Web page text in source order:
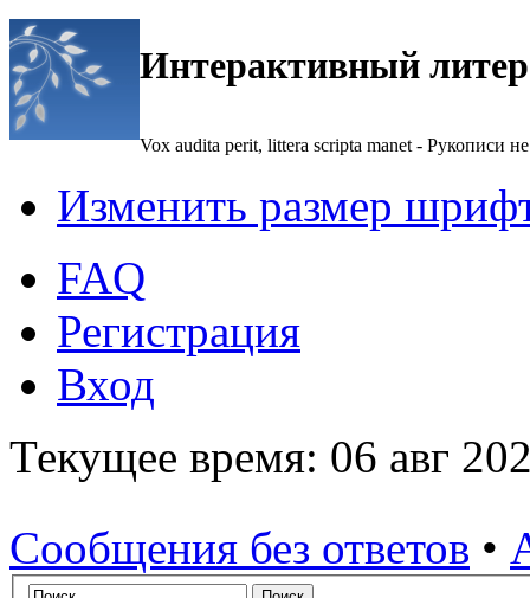
Интерактивный
Vox audita perit, littera scripta manet - Рукописи не
Изменить размер
FAQ
Регистрация
Вход
Текущее время: 06 авг
Сообщения без ответов •